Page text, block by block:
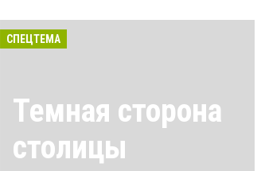
СПЕЦТЕМА
Темная сторона
столицы